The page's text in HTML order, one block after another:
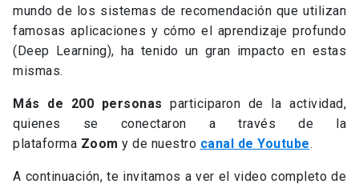
mundo de los sistemas de recomendación que utilizan
famosas aplicaciones y cómo el aprendizaje profundo
(Deep Learning), ha tenido un gran impacto en estas
mismas.
Más de 200 personas participaron de la actividad,
quienes se conectaron a través de la
plataforma Zoom y de nuestro canal de Youtube.
A continuación, te invitamos a ver el video completo de